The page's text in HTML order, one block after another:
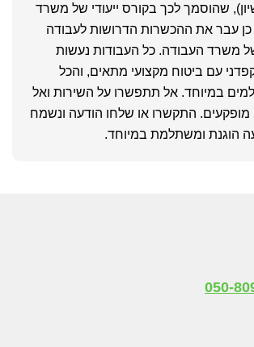
שהוסמך לכך בקורס ייעודי של משרד
כן עבר את ההכשרות הדרושות לעבודה
משרד העבודה. כל העבודות נעשות
עם ביטוח מקצועי מתאים, והכל
במיוחד. אל תתפשרו על השירות ואל
התקשרו או שלחו הודעה ונשמח
הוגנת ומשתלמת במיוחד.
050-